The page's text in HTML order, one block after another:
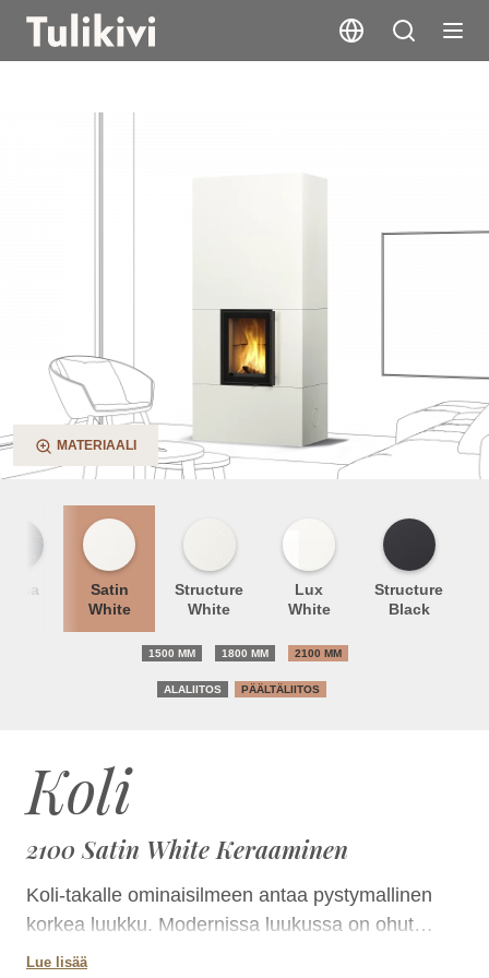
MATERIAALI
Koli
2100 Satin White Keraaminen
Koli-takalle ominaisilmeen antaa pystymallinen
korkea luukku. Modernissa luukussa on ohut
mustanharmaa metallireunus ja kaksinkertainen
Lue lisää
Satin
White
Structure
White
Lux
White
Structure
Black
1500 MM 1800 MM 2100 MM
ALALIITOS PÄÄLTÄLIITOS